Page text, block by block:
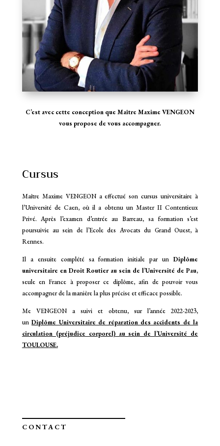
C’est avec cette conception que Maître Maxime VENGEON
vous propose de vous accompagner.
Cursus
Maître Maxime VENGEON a effectué son cursus universitaire à
l’Université de Caen, où il a obtenu un Master II Contentieux
Privé. Après l’examen d’entrée au Barreau, sa formation s’est
poursuivie au sein de l’Ecole des Avocats du Grand Ouest, à
Rennes.
Il a ensuite complété sa formation initiale par unDiplôme
universitaire en Droit Routier au sein de l’Université de Pau,
seule en France à proposer ce diplôme, afin de pouvoir vous
accompagner de la manière la plus précise et efficace possible.
Me VENGEON a suivi et obtenu, sur l’année 2022-2023,
un Diplôme Universitaire de réparation des accidents de la
circulation (préjudice corporel) au sein de l’Université de
TOULOUSE.
CONTACT